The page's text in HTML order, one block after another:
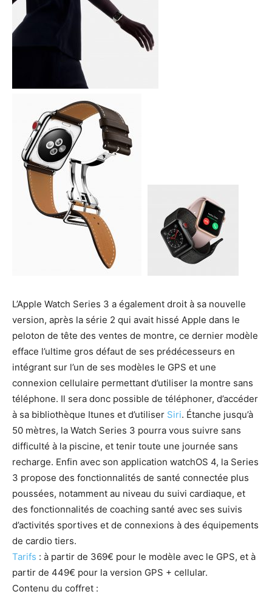
L’Apple Watch Series 3 a également droit à sa nouvelle
version, après la série 2 qui avait hissé Apple dans le
peloton de tête des ventes de montre, ce dernier modèle
efface l’ultime gros défaut de ses prédécesseurs en
intégrant sur l’un de ses modèles le GPS et une
connexion cellulaire permettant d’utiliser la montre sans
téléphone. Il sera donc possible de téléphoner, d’accéder
à sa bibliothèque Itunes et d’utiliser Siri. Étanche jusqu’à
50 mètres, la Watch Series 3 pourra vous suivre sans
difficulté à la piscine, et tenir toute une journée sans
recharge. Enfin avec son application watchOS 4, la Series
3 propose des fonctionnalités de santé connectée plus
poussées, notamment au niveau du suivi cardiaque, et
des fonctionnalités de coaching santé avec ses suivis
d’activités sportives et de connexions à des équipements
de cardio tiers.
Tarifs : à partir de 369€ pour le modèle avec le GPS, et à
partir de 449€ pour la version GPS + cellular.
Contenu du coffret :